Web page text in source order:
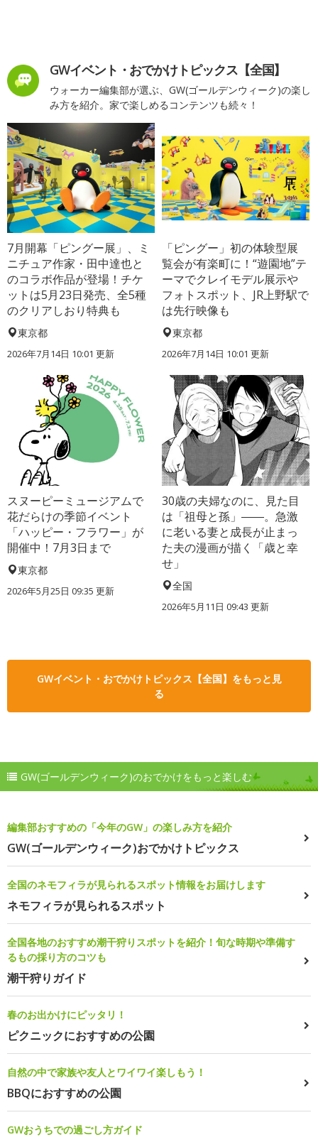
GWイベント・おでかけトピックス【全国】
ウォーカー編集部が選ぶ、GW(ゴールデンウィーク)の楽し
み方を紹介。家で楽しめるコンテンツも続々！
7月開幕「ピングー展」、ミ
ニチュア作家・田中達也と
のコラボ作品が登場！チケ
ットは5月23日発売、全5種
のクリアしおり特典も
東京都
2026年7月14日 10:01 更新
「ピングー」初の体験型展
覧会が有楽町に！“遊園地”テ
ーマでクレイモデル展示や
フォトスポット、JR上野駅で
は先行映像も
東京都
2026年7月14日 10:01 更新
スヌーピーミュージアムで
花だらけの季節イベント
「ハッピー・フラワー」が
開催中！7月3日まで
東京都
2026年5月25日 09:35 更新
30歳の夫婦なのに、見た目
は「祖母と孫」――。急激
に老いる妻と成長が止まっ
た夫の漫画が描く「歳と幸
せ」
全国
2026年5月11日 09:43 更新
GWイベント・おでかけトピックス【全国】をもっと見
る
GW(ゴールデンウィーク)のおでかけをもっと楽しむ
編集部おすすめの「今年のGW」の楽しみ方を紹介
GW(ゴールデンウィーク)おでかけトピックス
全国のネモフィラが見られるスポット情報をお届けします
ネモフィラが見られるスポット
全国各地のおすすめ潮干狩りスポットを紹介！旬な時期や準備す
るもの採り方のコツも
潮干狩りガイド
春のお出かけにピッタリ！
ピクニックにおすすめの公園
自然の中で家族や友人とワイワイ楽しもう！
BBQにおすすめの公園
GWおうちでの過ごし方ガイド